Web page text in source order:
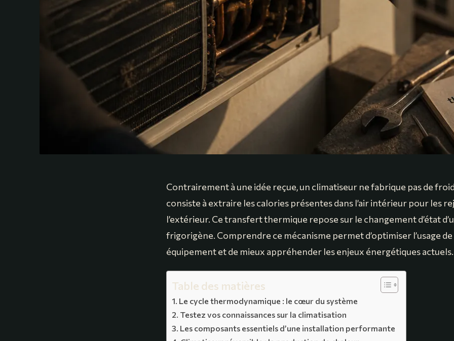
Contrairement à une idée reçue, un climatiseur ne fabrique pas de
consiste à extraire les calories présentes dans l’air intérieur pour les
l’extérieur. Ce transfert thermique repose sur le changement d’état
frigorigène. Comprendre ce mécanisme permet d’optimiser l’usage
équipement et de mieux appréhender les enjeux énergétiques actuels.
Table des matières
Le cycle thermodynamique : le cœur du système
Testez vos connaissances sur la climatisation
Les composants essentiels d’une installation performante